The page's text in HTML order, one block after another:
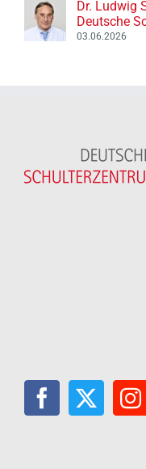
Dr. Ludwig
Deutsche
03.06.2026